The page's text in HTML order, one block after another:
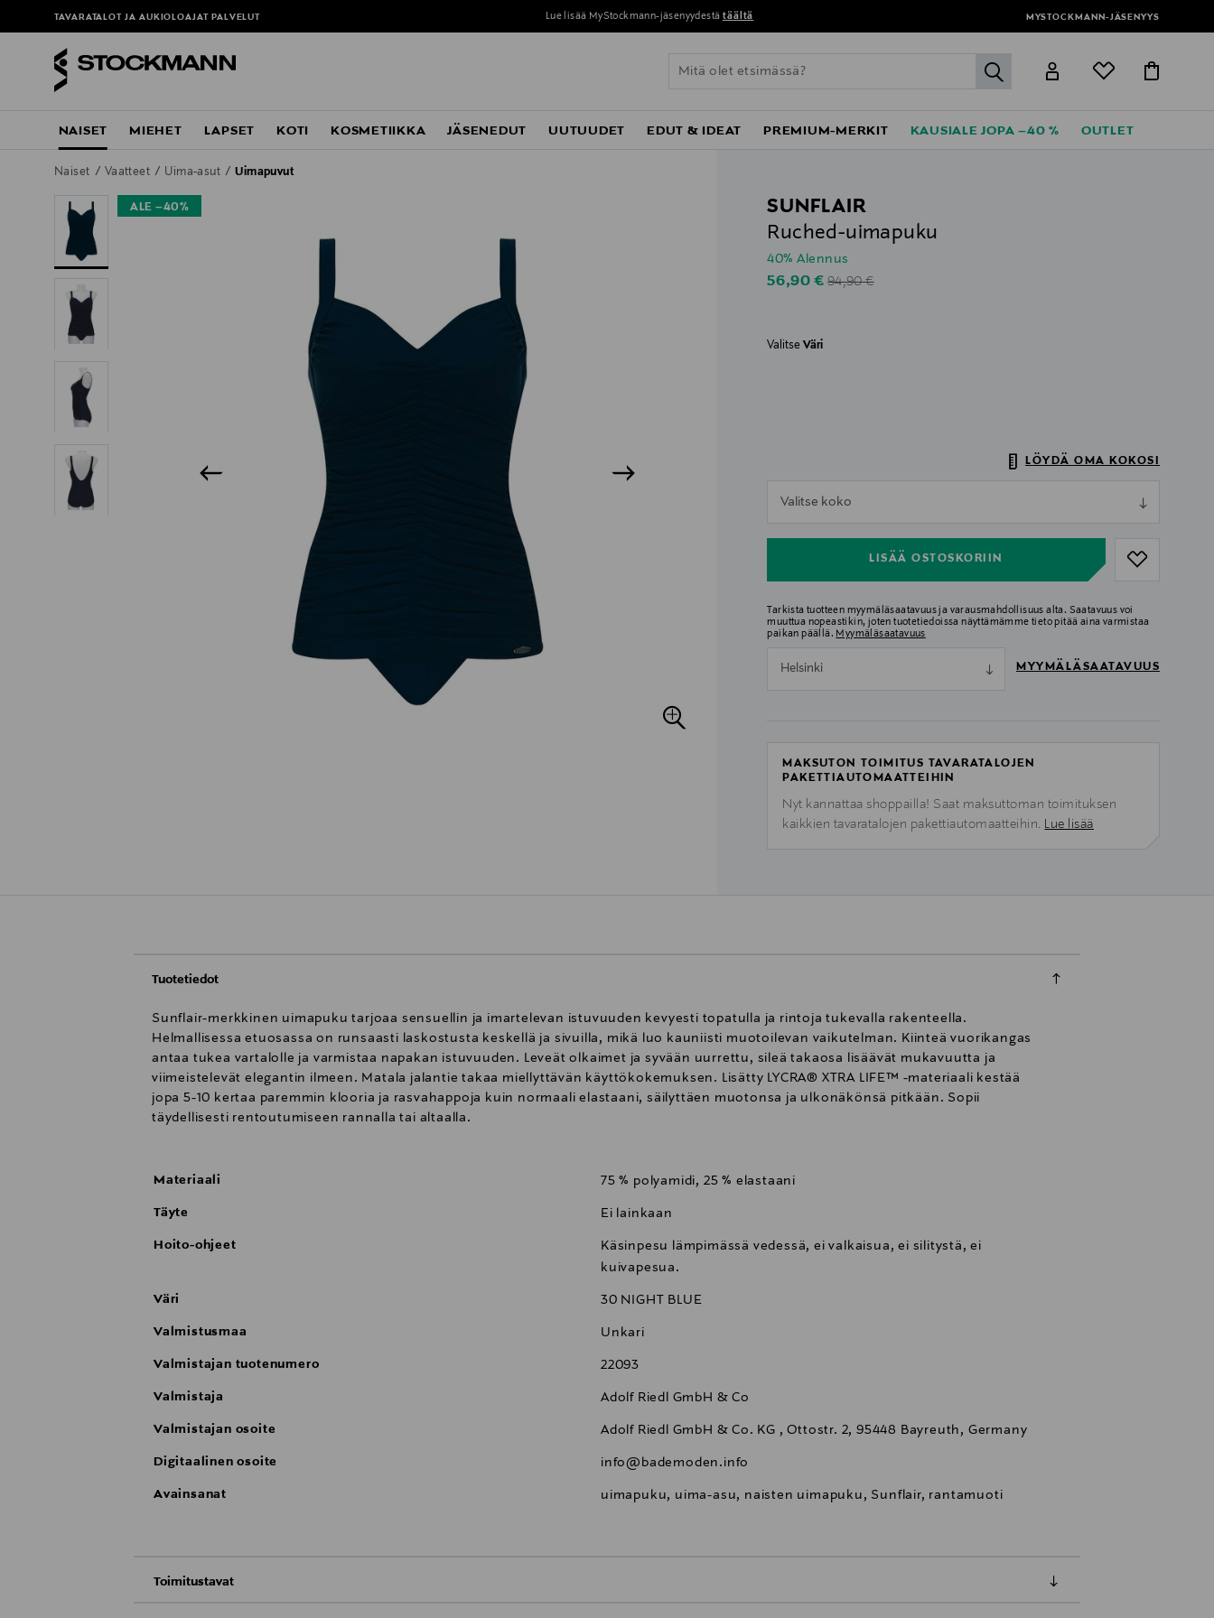
TAVARATALOT JA AUKIOLOAJAT PALVELUT Perustoimitus 0 € yli 120 euron ostoksista! MYSTOCKMANN-JÄSENYYS
label.header.go
NAISET MIEHET LAPSET KOTI KOSMETIIKKA JÄSENEDUT UUTUUDET EDUT & IDEAT PREMIUM-MERKIT KAUSIALE JOPA –40 % OUTLET
Naiset Vaatteet Uima-asut Uimapuvut
ALE –40%
SUNFLAIR
Ruched-uimapuku
40% Alennus
Discounted Price
56,90 € Original Price
94,90 €
ValitseVäri
LÖYDÄ OMA KOKOSI
Valitse koko
LISÄÄ OSTOSKORIIN
Tarkista tuotteen myymäläsaatavuus ja varausmahdollisuus alta. Saatavuus voi
muuttua nopeastikin, joten tuotetiedoissa näyttämämme tieto pitää aina varmistaa
paikan päällä. Myymäläsaatavuus
Helsinki MYYMÄLÄSAATAVUUS
MAKSUTON TOIMITUS TAVARATALOJEN
PAKETTIAUTOMAATTEIHIN
Nyt kannattaa shoppailla! Saat maksuttoman toimituksen
kaikkien tavaratalojen pakettiautomaatteihin. Lue lisää
Tuotetiedot
Sunflair-merkkinen uimapuku tarjoaa sensuellin ja imartelevan istuvuuden kevyesti topatulla ja rintoja tukevalla rakenteella.
Helmallisessa etuosassa on runsaasti laskostusta keskellä ja sivuilla, mikä luo kauniisti muotoilevan vaikutelman. Kiinteä vuorikangas
antaa tukea vartalolle ja varmistaa napakan istuvuuden. Leveät olkaimet ja syvään uurrettu, sileä takaosa lisäävät mukavuutta ja
viimeistelevät elegantin ilmeen. Matala jalantie takaa miellyttävän käyttökokemuksen. Lisätty LYCRA® XTRA LIFE™ -materiaali kestää
jopa 5-10 kertaa paremmin klooria ja rasvahappoja kuin normaali elastaani, säilyttäen muotonsa ja ulkonäkönsä pitkään. Sopii
täydellisesti rentoutumiseen rannalla tai altaalla.
Materiaali 75 % polyamidi, 25 % elastaani
Täyte Ei lainkaan
Hoito-ohjeet
Käsinpesu lämpimässä vedessä, ei valkaisua, ei silitystä, ei
kuivapesua.
Väri 30 NIGHT BLUE
Valmistusmaa Unkari
Valmistajan tuotenumero 22093
Valmistaja Adolf Riedl GmbH & Co
Valmistajan osoite Adolf Riedl GmbH & Co. KG , Ottostr. 2, 95448 Bayreuth, Germany
Digitaalinen osoite info@bademoden.info
Avainsanat uimapuku, uima-asu, naisten uimapuku, Sunflair, rantamuoti
Toimitustavat